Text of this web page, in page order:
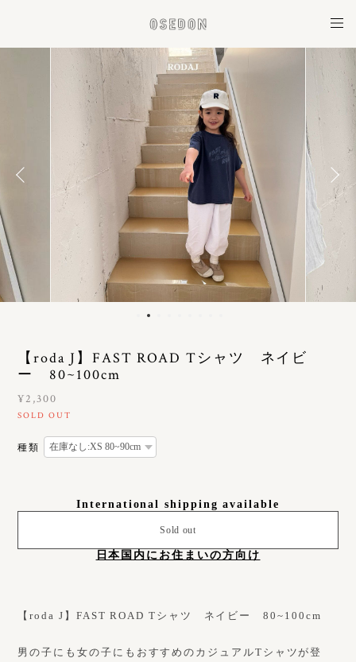
【roda J】FAST ROAD Tシャツ ネイビ
ー 80~100cm
¥2,300
SOLD OUT
種類
International shipping available
Sold out
日本国内にお住まいの方向け
【roda J】FAST ROAD Tシャツ ネイビー 80~100cm
男の子にも女の子にもおすすめのカジュアルTシャツが登